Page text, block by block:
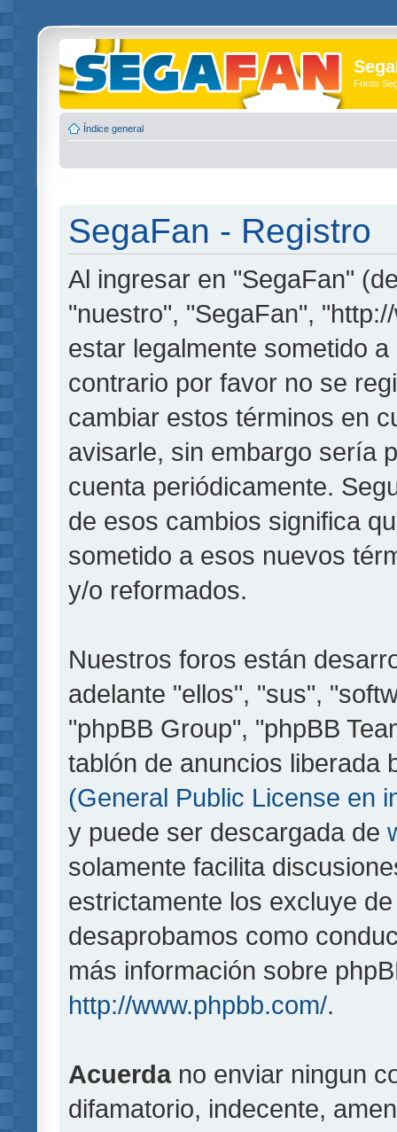
Foros
Índice general
SegaFan - Registro
Al ingresar en "SegaFan"
"nuestro", "SegaFan",
estar legalmente sometido
contrario por favor no se
cambiar estos términos en
avisarle, sin embargo sería
cuenta periódicamente.
de esos cambios significa
sometido a esos nuevos
y/o reformados.
Nuestros foros están
adelante "ellos", "sus",
"phpBB Group", "phpBB
tablón de anuncios liberada
(General Public License en
y puede ser descargada de
solamente facilita
estrictamente los excluye
desaprobamos como
más información sobre
http://www.phpbb.com/.
Acuerdano enviar ningun
difamatorio, indecente,